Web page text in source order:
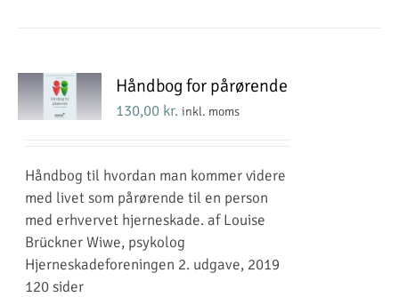
kan
vælges
Håndbog for pårørende
130,00 kr. inkl. moms
Håndbog til hvordan man kommer videre
med livet som pårørende til en person
med erhvervet hjerneskade. af Louise
Brückner Wiwe, psykolog
Hjerneskadeforeningen 2. udgave, 2019
120 sider